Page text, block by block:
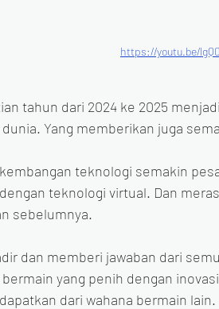
https://youtu.be/
tahun dari 2024 ke 2025
Yang memberikan juga
teknologi semakin
teknologi virtual. Dan
sebelumnya.
dan memberi jawaban dari
bermain yang penih dengan
dari wahana bermain lain.